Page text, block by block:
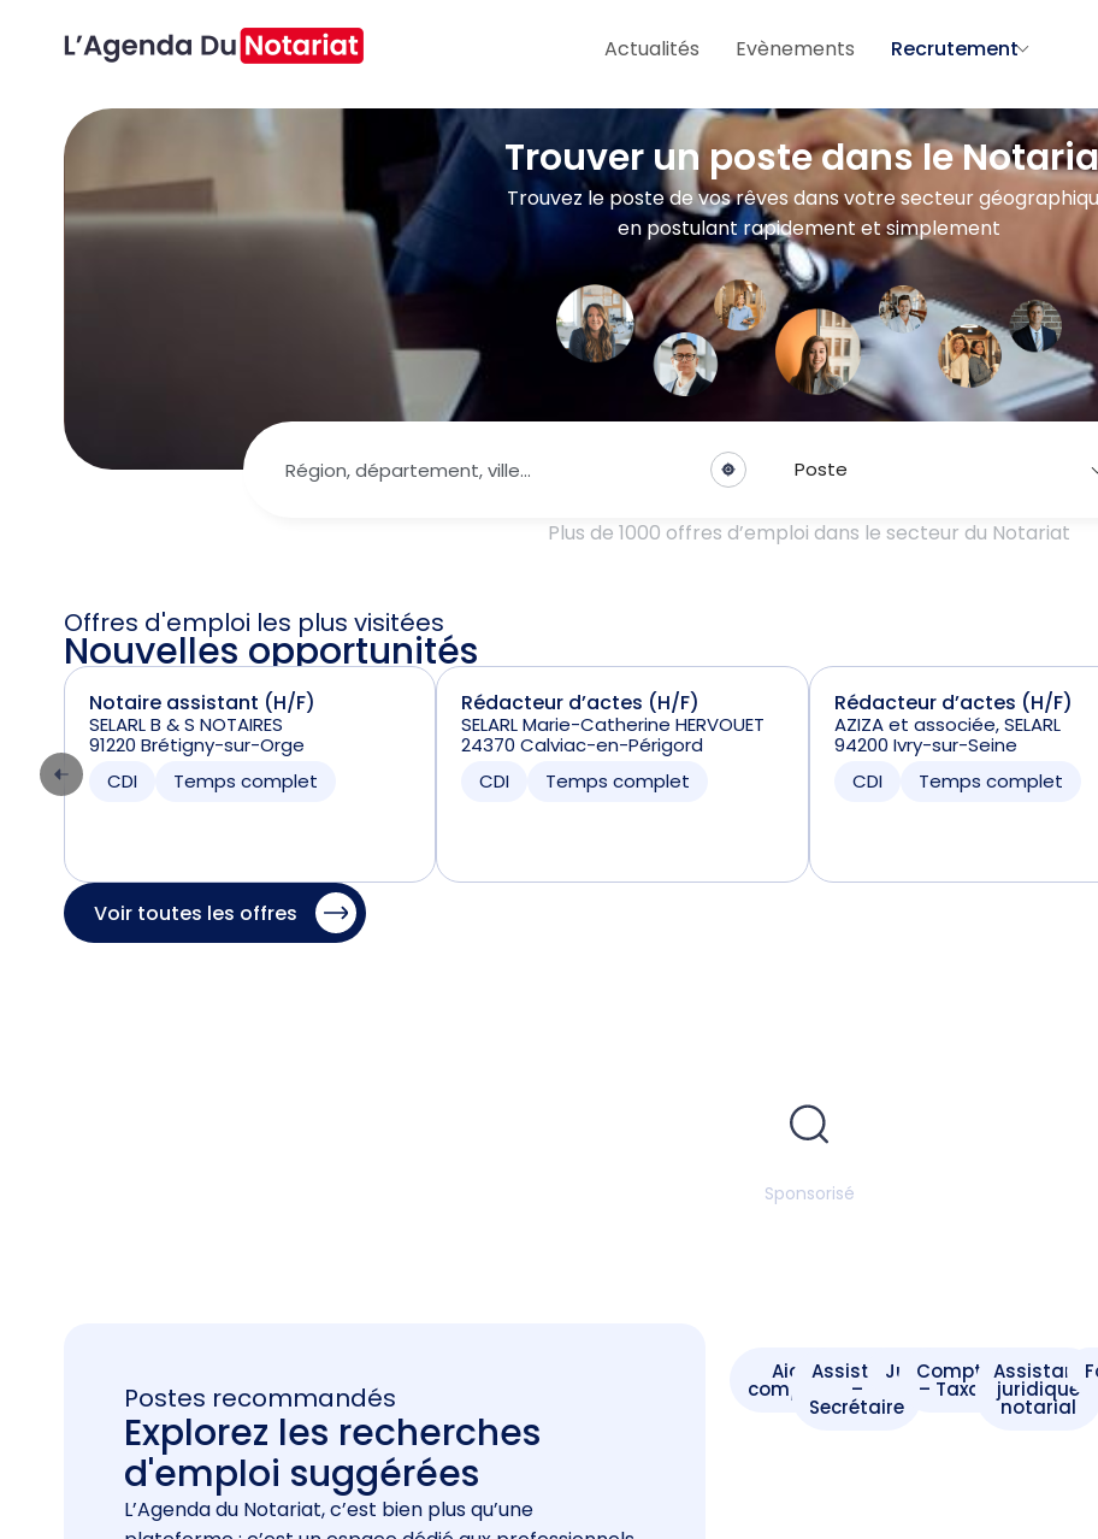
Actualités Evènements Recrutement
Trouver un poste dans le
Trouvez le poste de vos rêves dans votre secteur
en postulant rapidement et simplement
Poste
Plus de 1000 offres d’emploi dans le secteur du Notariat
Offres d'emploi les plus visitées
Nouvelles opportunités
Notaire assistant (H/F)
SELARL B & S NOTAIRES
91220 Brétigny-sur-Orge
CDI
Temps complet
Rédacteur d’actes (H/F)
SELARL Marie-Catherine HERVOUET
24370 Calviac-en-Périgord
CDI
Temps complet
Rédacteur d’actes (H/F)
AZIZA et associée, SELARL
94200 Ivry-sur-Seine
CDI
Temps complet
Voir toutes les offres
Sponsorisé
Postes recommandés
Explorez les recherches
d'emploi suggérées
L’Agenda du Notariat, c’est bien plus qu’une
Aide -
comptable
Assistant
–
Secrétaire
JuristeComptable
– Taxateur
Assistant
juridique
notarial